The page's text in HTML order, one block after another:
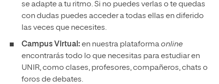
se adapte a tu ritmo. Si no puedes verlas o te quedas
con dudas puedes acceder a todas ellas en diferido
las veces que necesites.
Campus Virtual: en nuestra plataformaonline
encontrarás todo lo que necesitas para estudiar en
UNIR, como clases, profesores, compañeros, chats o
foros de debates.